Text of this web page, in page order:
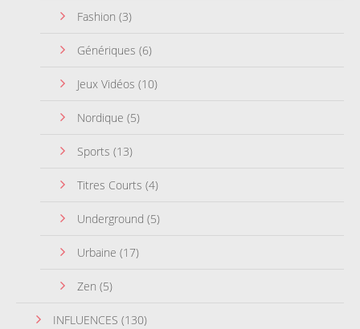
Fashion (3)
Génériques (6)
Jeux Vidéos (10)
Nordique (5)
Sports (13)
Titres Courts (4)
Underground (5)
Urbaine (17)
Zen (5)
INFLUENCES (130)